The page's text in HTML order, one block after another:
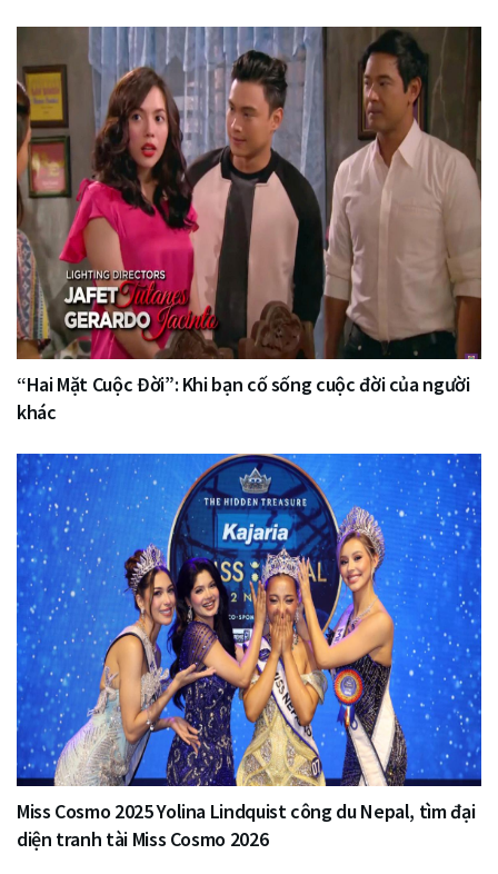
“Hai Mặt Cuộc Đời”: Khi bạn cố sống cuộc đời của người
khác
Miss Cosmo 2025 Yolina Lindquist công du Nepal, tìm đại
diện tranh tài Miss Cosmo 2026